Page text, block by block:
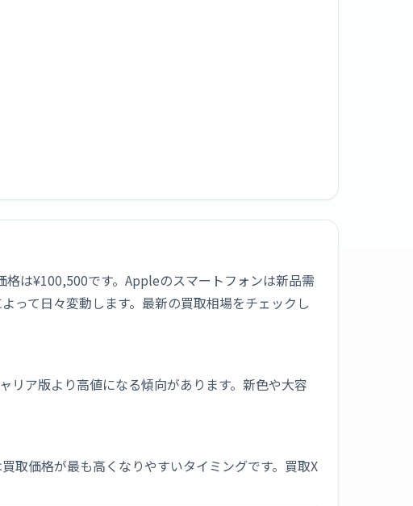
は¥100,500です。Appleのスマートフォンは新品需
って日々変動します。最新の買取相場をチェックし
リア版より高値になる傾向があります。新色や大容
取価格が最も高くなりやすいタイミングです。買取X